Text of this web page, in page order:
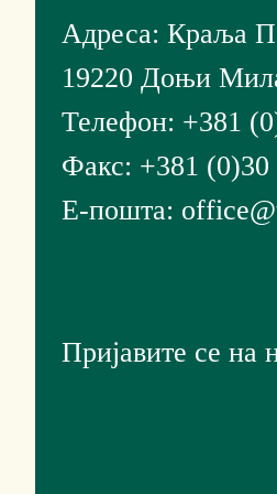
Адреса: Краља
19220 Доњи
Телефон: +381
Факс: +381 (0)30
Е-пошта:
Пријавите се на